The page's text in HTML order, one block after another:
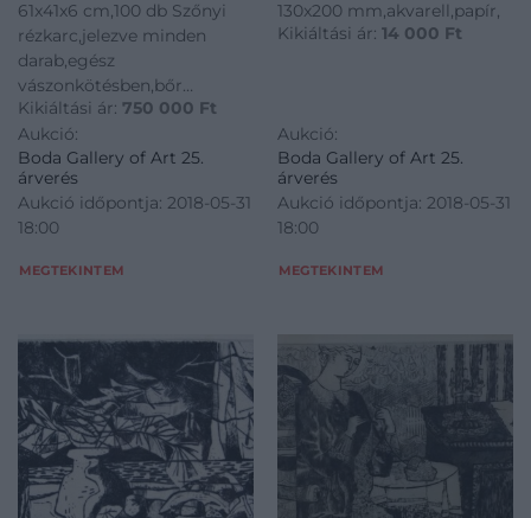
61x41x6 cm,100 db Szőnyi
rézkarc,jelezve minden
darab,egész
vászonkötésben,bőr
gerinc,réz
pántolás,Budapest 1956.
Artex
Kikiáltási ár: 750 000 Ft
Aukció:
Boda Gallery of Art 25.
árverés
Aukció időpontja: 2018-05-31
18:00
MEGTEKINTEM
130x200 mm,akvarell,papír,
Kikiáltási ár: 14 000 Ft
Aukció:
Boda Gallery of Art 25.
árverés
Aukció időpontja: 2018-05-31
18:00
MEGTEKINTEM